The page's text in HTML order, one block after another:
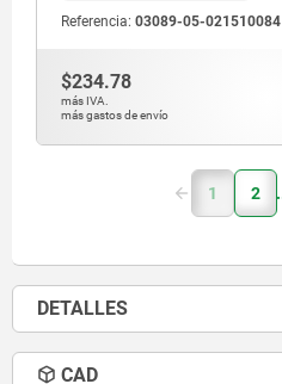
Referencia: 03089-05-021510084
$234.78
más IVA.
más gastos de envío
1 2
DETALLES
CAD